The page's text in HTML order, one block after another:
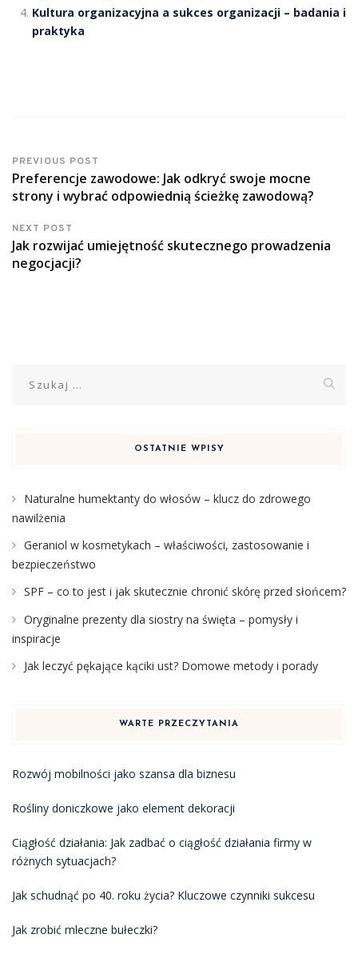
Kultura organizacyjna a sukces organizacji – badania i
praktyka
PREVIOUS POST
Preferencje zawodowe: Jak odkryć swoje mocne
strony i wybrać odpowiednią ścieżkę zawodową?
NEXT POST
Jak rozwijać umiejętność skutecznego prowadzenia
negocjacji?
OSTATNIE WPISY
Naturalne humektanty do włosów – klucz do zdrowego
nawilżenia
Geraniol w kosmetykach – właściwości, zastosowanie i
bezpieczeństwo
SPF – co to jest i jak skutecznie chronić skórę przed słońcem?
Oryginalne prezenty dla siostry na święta – pomysły i
inspiracje
Jak leczyć pękające kąciki ust? Domowe metody i porady
WARTE PRZECZYTANIA
Rozwój mobilności jako szansa dla biznesu
Rośliny doniczkowe jako element dekoracji
Ciągłość działania: Jak zadbać o ciągłość działania firmy w
różnych sytuacjach?
Jak schudnąć po 40. roku życia? Kluczowe czynniki sukcesu
Jak zrobić mleczne bułeczki?